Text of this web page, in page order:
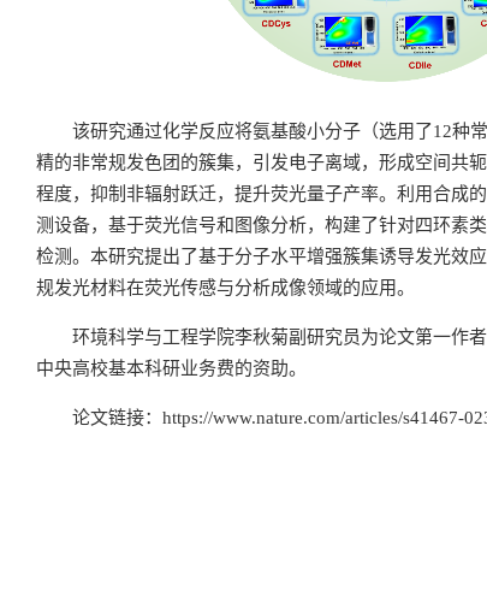
该研究通过化学反应将氨基酸小分子（选用了12种
精的非常规发色团的簇集，引发电子离域，形成空间共
程度，抑制非辐射跃迁，提升荧光量子产率。利用合成
测设备，基于荧光信号和图像分析，构建了针对四环素
检测。本研究提出了基于分子水平增强簇集诱导发光效
规发光材料在荧光传感与分析成像领域的应用。
环境科学与工程学院李秋菊副研究员为论文第一作
中央高校基本科研业务费的资助。
论文链接： https://www.nature.com/articles/s41467-